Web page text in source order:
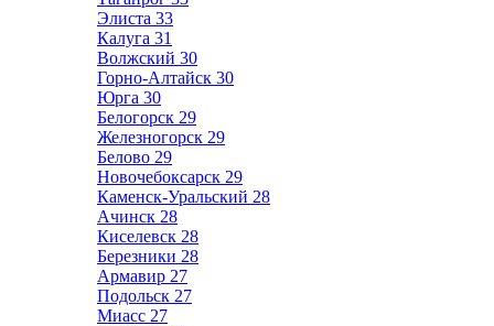
Элиста 33
Калуга 31
Волжский 30
Горно-Алтайск 30
Юрга 30
Белогорск 29
Железногорск 29
Белово 29
Новочебоксарск 29
Каменск-Уральский 28
Ачинск 28
Киселевск 28
Березники 28
Армавир 27
Подольск 27
Миасс 27